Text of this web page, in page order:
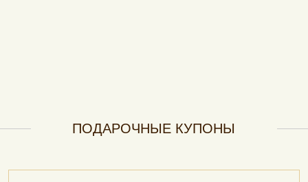
ПОДАРОЧНЫЕ КУПОНЫ